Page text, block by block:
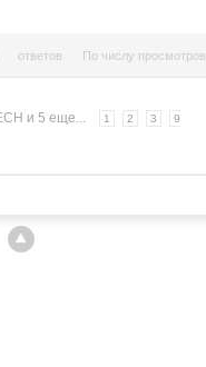
ответов По числу просмотров
и 5 еще... 1 2 3
9